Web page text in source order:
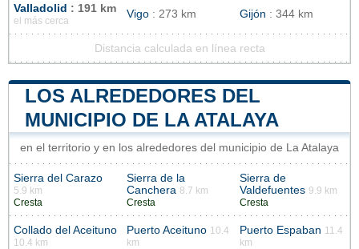
Valladolid : 191 km
el más cerca
Vigo : 273 km Gijón : 344 km
Distancia calculada en línea recta
LOS ALREDEDORES DEL
MUNICIPIO DE LA ATALAYA
en el territorio y en los alrededores del municipio de La Atalaya
Sierra del Carazo
5.9 km
Cresta
Sierra de la
Canchera 8.7 km
Cresta
Sierra de
Valdefuentes 9.9 km
Cresta
Collado del Aceituno
10.4 km
Puerto Aceituno 10.4
km
Puerto Espaban 11.4
km